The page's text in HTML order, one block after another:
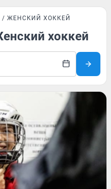
ЖЕНСКИЙ ХОККЕЙ
хоккей